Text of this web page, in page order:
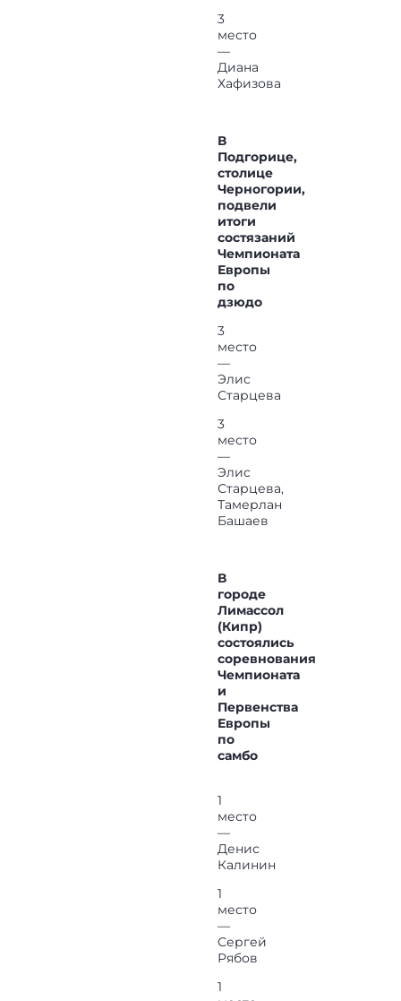
3
место
—
Диана
Хафизова
В
Подгорице,
столице
Черногории,
подвели
итоги
состязаний
Чемпионата
Европы
по
дзюдо
3
место
—
Элис
Старцева
3
место
—
Элис
Старцева,
Тамерлан
Башаев
В
городе
Лимассол
(Кипр)
состоялись
соревнования
Чемпионата
и
Первенства
Европы
по
самбо
1
место
—
Денис
Калинин
1
место
—
Сергей
Рябов
1